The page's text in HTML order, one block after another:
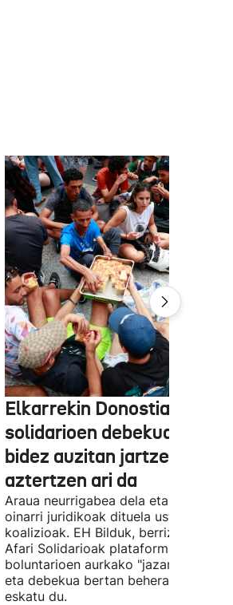
Elkarrekin Donostia afari
solidarioen debekua
bidez auzitan jartzea
aztertzen ari da
Araua neurrigabea dela eta
oinarri juridikoak dituela uste du
koalizioak. EH Bilduk, berriz, Kaleko
Afari Solidarioak plataformako
boluntarioen aurkako "jazarpena"
eta debekua bertan behera uzteko
eskatu du.